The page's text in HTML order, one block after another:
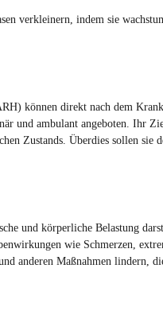
verkleinern, indem sie
können direkt nach dem
und ambulant angeboten. Ihr
Zustands. Überdies sollen sie
und körperliche Belastung
wie Schmerzen,
anderen Maßnahmen lindern,